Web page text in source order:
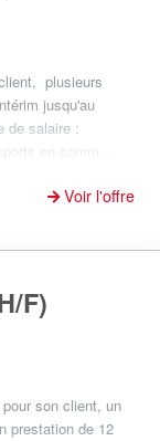
plusieurs
jusqu'au
de salaire :
en comm...
Voir l'offre
F)
son client, un
prestation de 12